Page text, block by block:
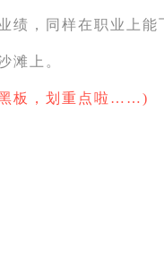
绩，同样在职业上能
滩上。
黑板，划重点啦……)